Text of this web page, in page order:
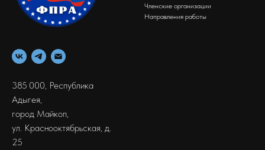
385 000, Республика
Адыгея,
город Майкоп,
ул. Краснооктябрьская, д.
25
Членские организации
Направления работы